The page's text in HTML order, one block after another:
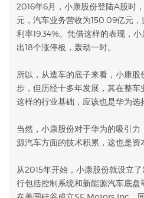
2016年6月，小康股份登陆A股时
元，汽车业务营收为150.09亿元
利率19.34%。凭借这样的表现，
出18个涨停板，轰动一时。
所以，从造车的底子来看，小康
步，但历经十多年发展，其在整
这样的行业基础，应该也是华为选
当然，小康股份对于华为的吸引
源汽车方面的技术积累，这也是资
从2015年开始，小康股份就设立
行包括控制系统和新能源汽车底